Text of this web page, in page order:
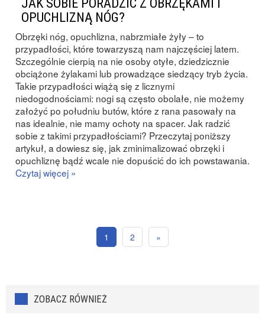
OPUCHLIZNĄ NÓG?
Obrzęki nóg, opuchlizna, nabrzmiałe żyły – to
przypadłości, które towarzyszą nam najczęściej latem.
Szczególnie cierpią na nie osoby otyłe, dziedzicznie
obciążone żylakami lub prowadzące siedzący tryb życia.
Takie przypadłości wiążą się z licznymi
niedogodnościami: nogi są często obolałe, nie możemy
założyć po południu butów, które z rana pasowały na
nas idealnie, nie mamy ochoty na spacer. Jak radzić
sobie z takimi przypadłościami? Przeczytaj poniższy
artykuł, a dowiesz się, jak zminimalizować obrzęki i
opuchliznę bądź wcale nie dopuścić do ich powstawania.
Czytaj więcej »
1 2 »
ZOBACZ RÓWNIEŻ